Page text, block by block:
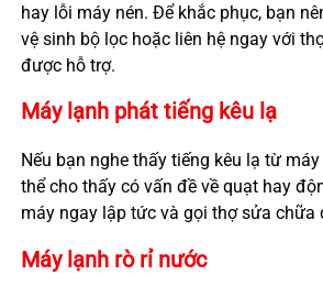
hay lỗi máy nén. Để khắc phục, bạn
vệ sinh bộ lọc hoặc liên hệ ngay với
được hỗ trợ.
Máy lạnh phát tiếng kêu lạ
Nếu bạn nghe thấy tiếng kêu lạ từ
thể cho thấy có vấn đề về quạt hay
máy ngay lập tức và gọi thợ sửa chữa
Máy lạnh rò rỉ nước